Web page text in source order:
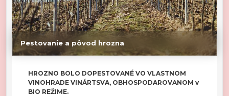
Pestovanie a pôvod hrozna
HROZNO BOLO DOPESTOVANÉ VO VLASTNOM
VINOHRADE VINÁRTSVA, OBHOSPODAROVANOM v
BIO REŽIME.